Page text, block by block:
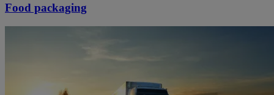
Food packaging